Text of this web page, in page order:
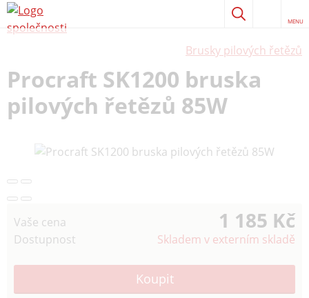
MENU
Brusky pilových řetězů
Procraft SK1200 bruska
pilových řetězů 85W
Vaše cena 1 185 Kč
Dostupnost Skladem v externím skladě